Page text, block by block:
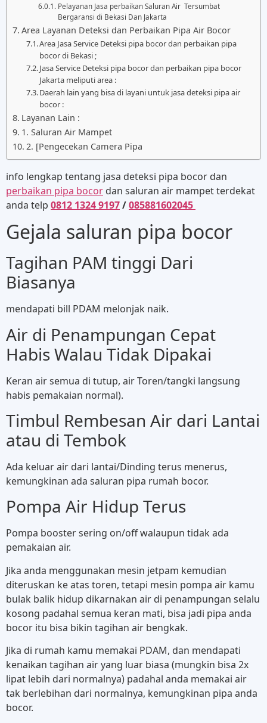
Pelayanan Jasa perbaikan Saluran Air Tersumbat
Bergaransi di Bekasi Dan Jakarta
Area Layanan Deteksi dan Perbaikan Pipa Air Bocor
Area Jasa Service Deteksi pipa bocor dan perbaikan pipa
bocor di Bekasi ;
Jasa Service Deteksi pipa bocor dan perbaikan pipa bocor
Jakarta meliputi area :
Daerah lain yang bisa di layani untuk jasa deteksi pipa air
bocor :
Layanan Lain :
1. Saluran Air Mampet
2. [Pengecekan Camera Pipa
info lengkap tentang jasa deteksi pipa bocor dan
perbaikan pipa bocor dan saluran air mampet terdekat
anda telp 0812 1324 9197/085881602045
Gejala saluran pipa bocor
Tagihan PAM tinggi Dari
Biasanya
mendapati bill PDAM melonjak naik.
Air di Penampungan Cepat
Habis Walau Tidak Dipakai
Keran air semua di tutup, air Toren/tangki langsung
habis pemakaian normal).
Timbul Rembesan Air dari Lantai
atau di Tembok
Ada keluar air dari lantai/Dinding terus menerus,
kemungkinan ada saluran pipa rumah bocor.
Pompa Air Hidup Terus
Pompa booster sering on/off walaupun tidak ada
pemakaian air.
Jika anda menggunakan mesin jetpam kemudian
diteruskan ke atas toren, tetapi mesin pompa air kamu
bulak balik hidup dikarnakan air di penampungan selalu
kosong padahal semua keran mati, bisa jadi pipa anda
bocor itu bisa bikin tagihan air bengkak.
Jika di rumah kamu memakai PDAM, dan mendapati
kenaikan tagihan air yang luar biasa (mungkin bisa 2x
lipat lebih dari normalnya) padahal anda memakai air
tak berlebihan dari normalnya, kemungkinan pipa anda
bocor.